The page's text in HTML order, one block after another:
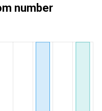
number